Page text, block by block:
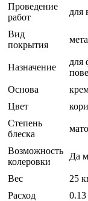
Проведение
работ
для
Вид
покрытия
Назначение
для
Основа
Цвет
Степень
блеска
Возможность
колеровки
Да
Вес
25
Расход